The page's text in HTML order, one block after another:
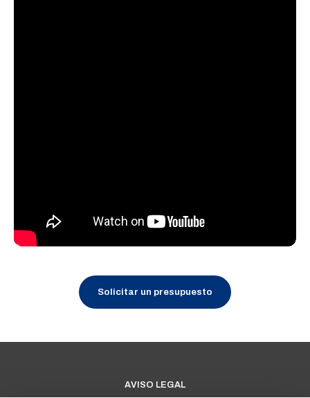
Solicitar un presupuesto
AVISO LEGAL